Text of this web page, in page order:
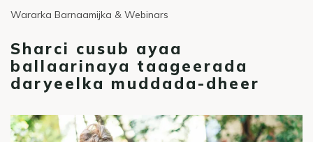
Wararka Barnaamijka & Webinars
Sharci cusub ayaa
ballaarinaya taageerada
daryeelka muddada-dheer